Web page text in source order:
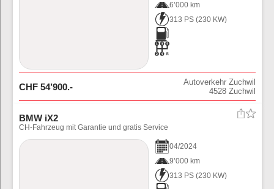
6’000 km
313 PS (230 KW)
CHF 54’900.-
Autoverkehr Zuchwil
4528 Zuchwil
BMW iX2
CH-Fahrzeug mit Garantie und gratis Service
04/2024
9’000 km
313 PS (230 KW)